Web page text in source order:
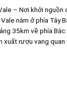
– Nơi khởi nguồn
nằm ở phía Tây
35km về phía Bắc.
xuất rượu vang quan